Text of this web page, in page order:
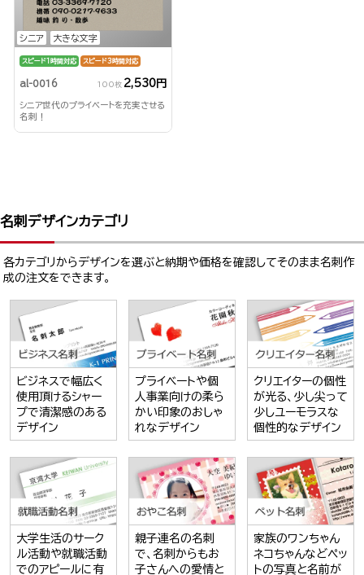
シニア 大きな文字
スピード1時間対応 スピード3時間対応
al-0016 100枚 2,530円
シニア世代のプライベートを充実させる
名刺！
名刺デザインカテゴリ
各カテゴリからデザインを選ぶと納期や価格を確認してそのまま名刺作
成の注文をできます。
ビジネスで幅広く
使用頂けるシャー
プで清潔感のある
デザイン
プライベートや個
人事業向けの柔ら
かい印象のおしゃ
れなデザイン
クリエイターの個性
が光る、少し尖って
少しユーモラスな
個性的なデザイン
大学生活のサーク
ル活動や就職活動
でのアピールに有
親子連名の名刺
で、名刺からもお
子さんへの愛情と
家族のワンちゃん
ネコちゃんなどペッ
トの写真と名前が